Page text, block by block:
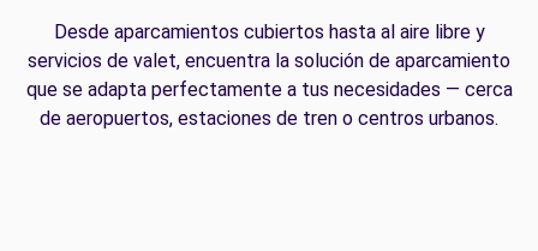
Desde aparcamientos cubiertos hasta al aire libre y
servicios de valet, encuentra la solución de aparcamiento
que se adapta perfectamente a tus necesidades — cerca
de aeropuertos, estaciones de tren o centros urbanos.